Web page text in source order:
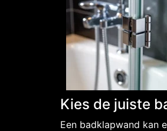
Kies de juiste
Een badklapwand kan